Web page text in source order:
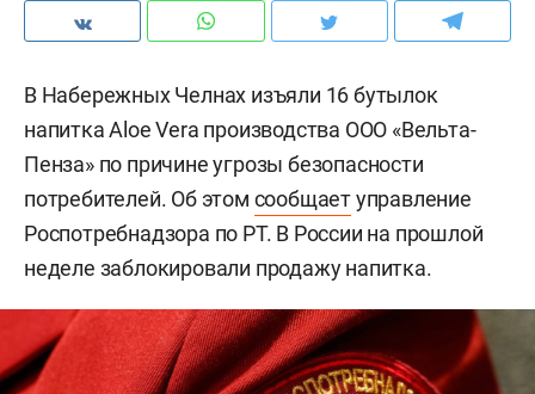
В Набережных Челнах изъяли 16 бутылок
напитка Aloe Vera производства ООО «Вельта-
Пенза» по причине угрозы безопасности
потребителей. Об этом сообщаетуправление
Роспотребнадзора по РТ. В России на прошлой
неделе заблокировали продажу напитка.